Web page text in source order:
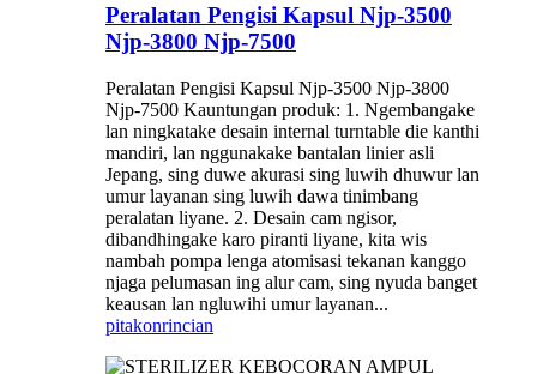
Peralatan Pengisi Kapsul Njp-3500
Njp-3800 Njp-7500
Peralatan Pengisi Kapsul Njp-3500 Njp-3800
Njp-7500 Kauntungan produk: 1. Ngembangake
lan ningkatake desain internal turntable die kanthi
mandiri, lan nggunakake bantalan linier asli
Jepang, sing duwe akurasi sing luwih dhuwur lan
umur layanan sing luwih dawa tinimbang
peralatan liyane. 2. Desain cam ngisor,
dibandhingake karo piranti liyane, kita wis
nambah pompa lenga atomisasi tekanan kanggo
njaga pelumasan ing alur cam, sing nyuda banget
keausan lan ngluwihi umur layanan...
pitakonrincian